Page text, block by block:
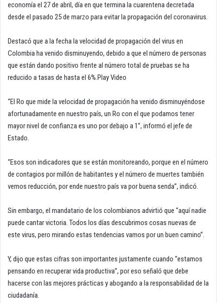
economía el 27 de abril, día en que termina la cuarentena decretada
desde el pasado 25 de marzo para evitar la propagación del coronavirus.
Destacó que a la fecha la velocidad de propagación del virus en
Colombia ha venido disminuyendo, debido a que el número de personas
que están dando positivo frente al número total de pruebas se ha
reducido a tasas de hasta el 6%.Play Video
“El Ro que mide la velocidad de propagación ha venido disminuyéndose
afortunadamente en nuestro país, un Ro con el que podamos tener
mayor nivel de confianza es uno por debajo a 1”, informó el jefe de
Estado.
“Esos son indicadores que se están monitoreando, porque en el número
de contagios por millón de habitantes y el número de muertes también
vemos reducción, por ende nuestro país va por buena senda”, indicó.
Sin embargo, el mandatario de los colombianos advirtió que “aquí nadie
puede cantar victoria. Todos los días descubrimos cosas nuevas de
este virus, pero mirando estas tendencias vamos por un buen camino”.
Y, dijo que estas cifras son importantes justamente cuando “estamos
pensando en recuperar vida productiva”, por eso señaló que debe
hacerse con las mejores prácticas y abogando a la responsabilidad de la
ciudadanía.